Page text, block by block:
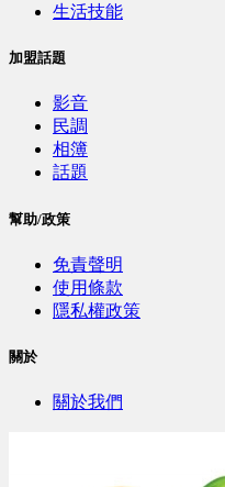
生活技能
加盟話題
影音
民調
相簿
話題
幫助/政策
免責聲明
使用條款
隱私權政策
關於
關於我們